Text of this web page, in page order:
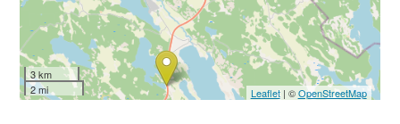
3 km
2 mi
Leaflet| ©OpenStreetMap